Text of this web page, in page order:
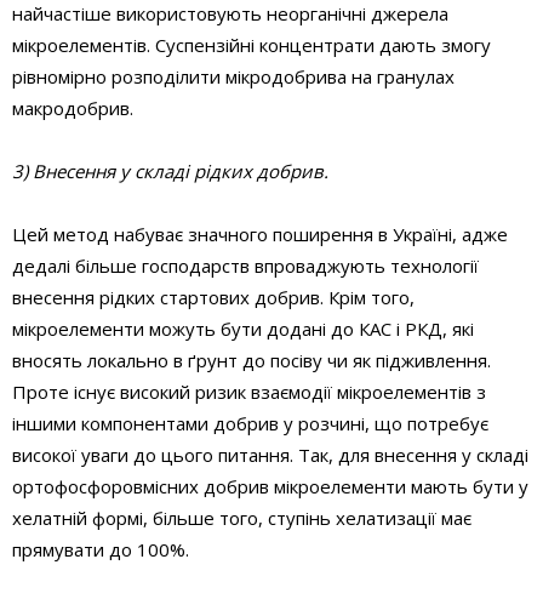
найчастіше використовують неорганічні джерела
мікроелементів. Суспензійні концентрати дають змогу
рівномірно розподілити мікродобрива на гранулах
макродобрив.
3) Внесення у складі рідких добрив.
Цей метод набуває значного поширення в Україні, адже
дедалі більше господарств впроваджують технології
внесення рідких стартових добрив. Крім того,
мікроелементи можуть бути додані до КАС і РКД, які
вносять локально в ґрунт до посіву чи як підживлення.
Проте існує високий ризик взаємодії мікроелементів з
іншими компонентами добрив у розчині, що потребує
високої уваги до цього питання. Так, для внесення у складі
ортофосфоровмісних добрив мікроелементи мають бути у
хелатній формі, більше того, ступінь хелатизації має
прямувати до 100%.